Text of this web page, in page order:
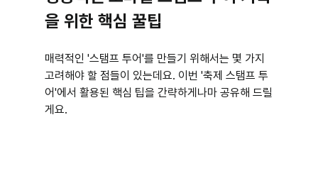
을 위한 핵심 꿀팁
매력적인 '스탬프 투어'를 만들기 위해서는 몇 가지
고려해야 할 점들이 있는데요. 이번 '축제 스탬프 투
어'에서 활용된 핵심 팁을 간략하게나마 공유해 드릴
게요.